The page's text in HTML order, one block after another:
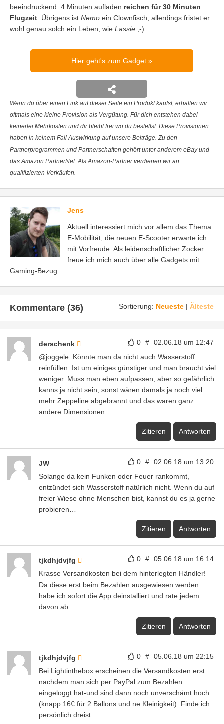
beeindruckend. 4 Minuten aufladen reichen für 30 Minuten
Flugzeit . Übrigens ist Nemo ein Clownfisch, allerdings fristet er
wohl genau solch ein Leben, wie Lassie ;-).
Hier geht's zum Gadget
Wenn du über einen Link auf dieser Seite ein Produkt kaufst, erhalten wir
oftmals eine kleine Provision als Vergütung. Für dich entstehen dabei
keinerlei Mehrkosten und dir bleibt frei wo du bestellst. Diese Provisionen
haben in keinem Fall Auswirkung auf unsere Beiträge. Zu den
Partnerprogrammen und Partnerschaften gehört unter anderem eBay und
das Amazon PartnerNet. Als Amazon-Partner verdienen wir an
qualifizierten Verkäufen.
Jens
Aktuell interessiert mich vor allem das Thema
E-Mobilität; die neuen E-Scooter erwarte ich
mit Vorfreude. Als leidenschaftlicher Zocker
freue ich mich auch über alle Gadgets mit
Gaming-Bezug.
Sortierung: Neueste | Älteste
Kommentare (36)
0 # 02.06.18 um 12:47
derschenk
@joggele: Könnte man da nicht auch Wasserstoff
reinfüllen. Ist um einiges günstiger und man braucht viel
weniger. Muss man eben aufpassen, aber so gefährlich
kanns ja nicht sein, sonst wären damals ja noch viel
mehr Zeppeline abgebrannt und das waren ganz
andere Dimensionen.
Zitieren Antworten
0 # 02.06.18 um 13:20
JW
Solange da kein Funken oder Feuer rankommt,
entzündet sich Wasserstoff natürlich nicht. Wenn du auf
freier Wiese ohne Menschen bist, kannst du es ja gerne
probieren…
Zitieren Antworten
0 # 05.06.18 um 16:14
tjkdhjdvjfg
Krasse Versandkosten bei dem hinterlegten Händler!
Da diese erst beim Bezahlen ausgewiesen werden
habe ich sofort die App deinstalliert und rate jedem
davon ab
Zitieren Antworten
0 # 05.06.18 um 22:15
tjkdhjdvjfg
Bei Lightinthebox erscheinen die Versandkosten erst
nachdem man sich per PayPal zum Bezahlen
eingeloggt hat-und sind dann noch unverschämt hoch
(knapp 16€ für 2 Ballons und ne Kleinigkeit). Finde ich
persönlich dreist..